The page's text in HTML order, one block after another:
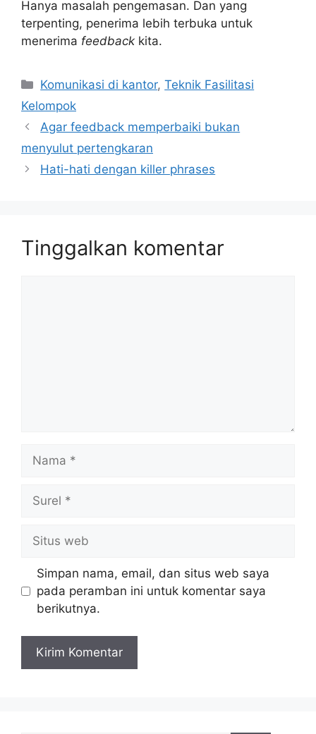
Hanya masalah pengemasan. Dan yang
terpenting, penerima lebih terbuka untuk
menerima feedback kita.
Kategori
Komunikasi di kantor,Teknik Fasilitasi
Kelompok
Agar feedback memperbaiki bukan
menyulut pertengkaran
Hati-hati dengan killer phrases
Tinggalkan komentar
Nama
Surel
Situs
web
Simpan nama, email, dan situs web saya
pada peramban ini untuk komentar saya
berikutnya.